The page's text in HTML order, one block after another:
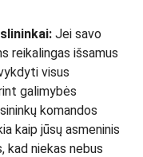
Jei savo
reikalingas išsamus
visus
galimybės
komandos
kaip jūsų asmeninis
kad niekas nebus